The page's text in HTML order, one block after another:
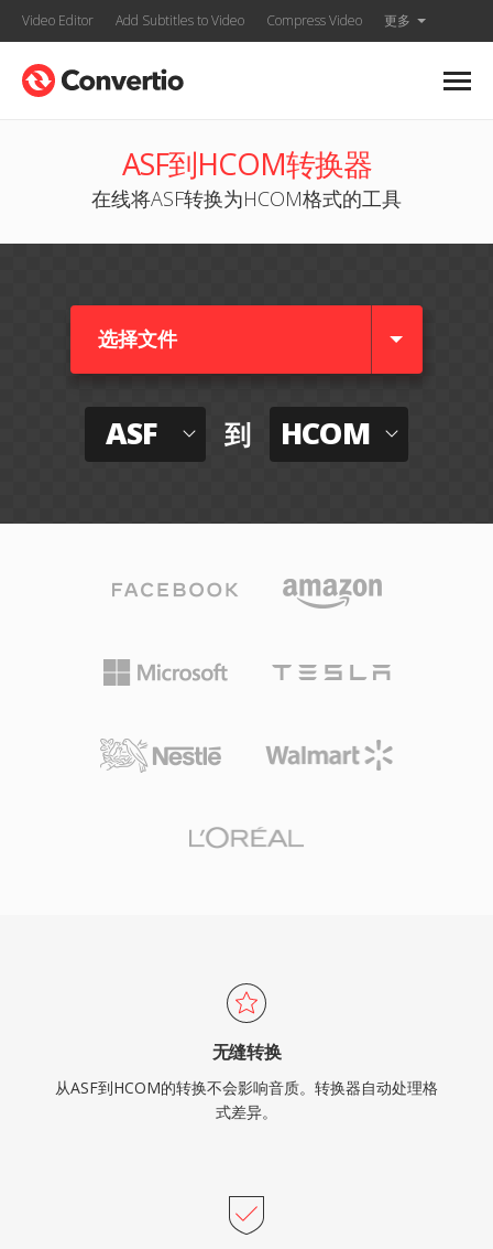
Video Editor Add Subtitles to Video Compress Video 更多
ASF到HCOM转换器
在线将ASF转换为HCOM格式的工具
选择文件
ASF 到 HCOM
无缝转换
从ASF到HCOM的转换不会影响音质。转换器自动处理格
式差异。